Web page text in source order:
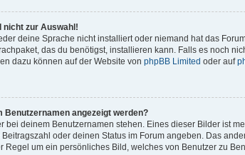
nicht zur Auswahl!
deine Sprache nicht installiert oder niemand hat das
das du benötigst, installieren kann. Falls es noch
dazu können auf der Website von phpBB Limited oder auf
Benutzernamen angezeigt werden?
bei deinem Benutzernamen stehen. Eines dieser Bilder ist
oder deinen Status im Forum angeben. Das
um ein persönliches Bild, welches von Benutzer zu